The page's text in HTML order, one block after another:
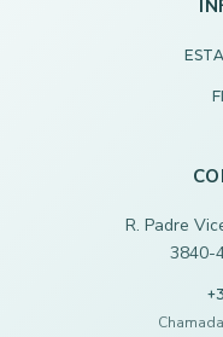
R. Padre
3840-